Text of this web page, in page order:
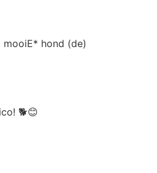
mooiE* hond (de)
🐕😊